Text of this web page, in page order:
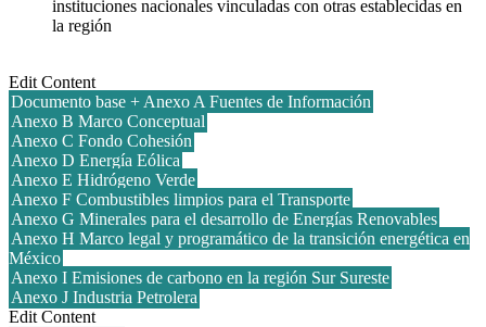
instituciones nacionales vinculadas con otras establecidas en
la región
Edit Content
Documento base + Anexo A Fuentes de Información
Anexo B Marco Conceptual
Anexo C Fondo Cohesión
Anexo D Energía Eólica
Anexo E Hidrógeno Verde
Anexo F Combustibles limpios para el Transporte
Anexo G Minerales para el desarrollo de Energías Renovables
Anexo H Marco legal y programático de la transición energética en
México
Anexo I Emisiones de carbono en la región Sur Sureste
Anexo J Industria Petrolera
Edit Content